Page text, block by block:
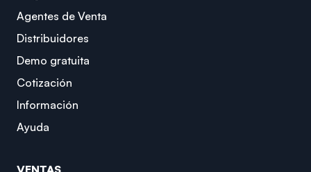
Agentes de Venta
Distribuidores
Demo gratuita
Cotización
Información
Ayuda